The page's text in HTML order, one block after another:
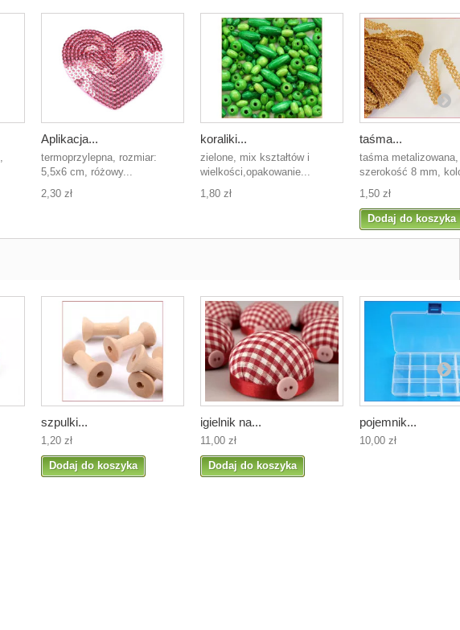
Aplikacja...
termoprzylepna, rozmiar:
5,5x6 cm, różowy...
2,30 zł
koraliki...
zielone, mix kształtów i
wielkości,opakowanie...
1,80 zł
taśma...
taśma metalizowana,
szerokość 8 mm,
1,50 zł
Dodaj do koszyka
szpulki...
1,20 zł
Dodaj do koszyka
igielnik na...
11,00 zł
Dodaj do koszyka
pojemnik...
10,00 zł